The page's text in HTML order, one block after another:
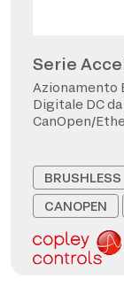
Serie
Azionamento
Digitale DC
CanOpen/
BRUSHLESS
CANOPEN